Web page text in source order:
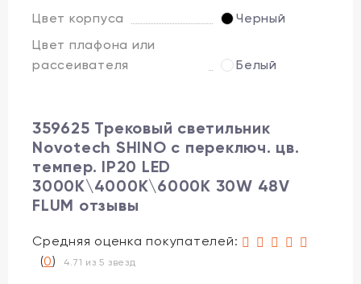
Цвет корпуса
Черный
Цвет плафона или
рассеивателя
Белый
359625 Трековый светильник
Novotech SHINO с переключ. цв.
темпер. IP20 LED
3000К\4000К\6000К 30W 48V
FLUM отзывы
Средняя оценка покупателей:
(0)4.71 из 5 звезд